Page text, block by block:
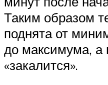
Таким образом
поднята от
до максимума, а
«закалится».